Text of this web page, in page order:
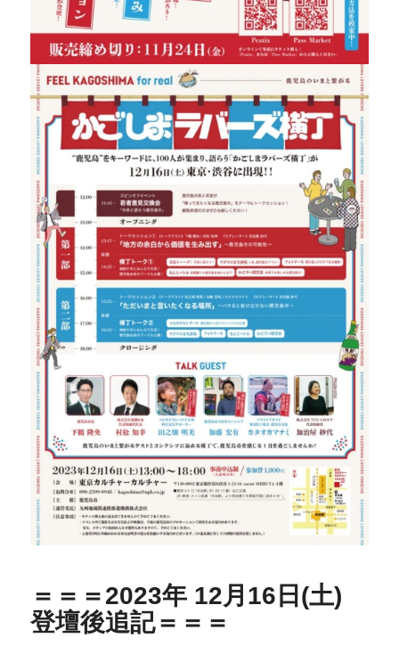
＝＝＝2023年 12月16日(土)
登壇後追記＝＝＝